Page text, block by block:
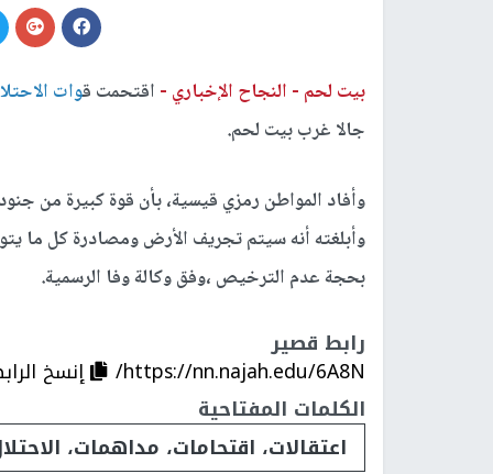
بيت لحم - النجاح الإخباري - اقتحمت قوات
جالا غرب بيت لحم.
وأفاد المواطن رمزي قيسية، بأن قوة كبيرة من
وأبلغته أنه سيتم تجريف الأرض ومصادرة كل ما
بحجة عدم الترخيص ،وفق وكالة وفا الرسمية.
رابط قصير
https://nn.najah.edu/6A8N/
إنسخ
الكلمات المفتاحية
اعتقالات، اقتحامات، مداهمات،